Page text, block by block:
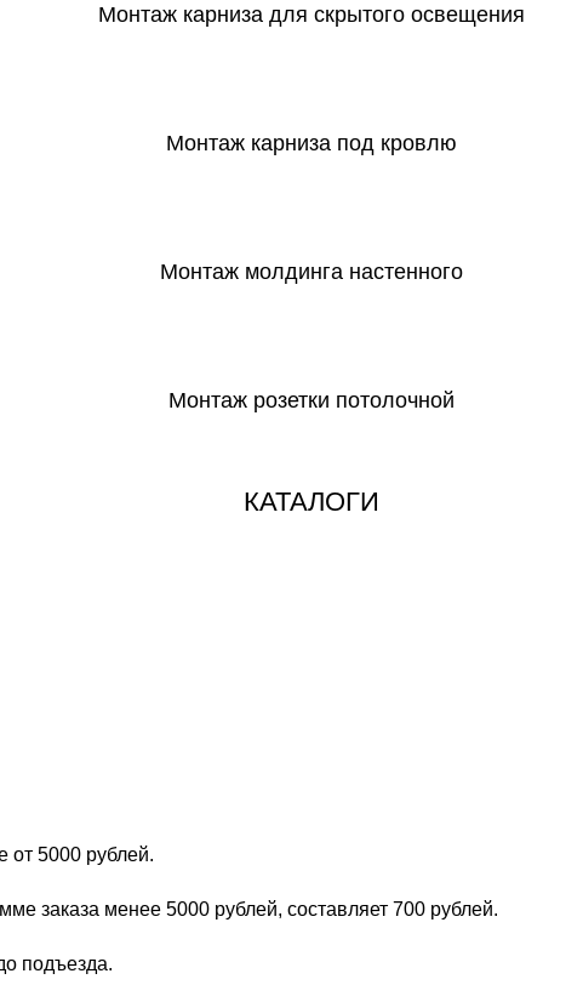
Монтаж карниза для скрытого освещения
Монтаж карниза под кровлю
Монтаж молдинга настенного
Монтаж розетки потолочной
КАТАЛОГИ
от 5000 рублей.
заказа менее 5000 рублей, составляет 700 рублей.
подъезда.